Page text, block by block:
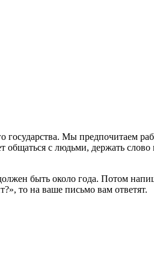
Мы предпочитаем
с людьми, держать
быть около года. Потом
то на ваше письмо вам ответят.